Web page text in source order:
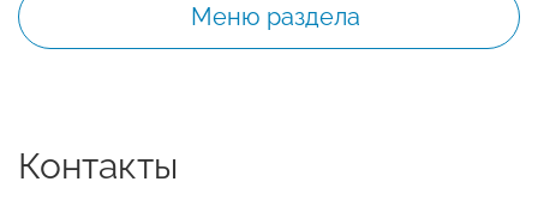
Меню раздела
Контакты